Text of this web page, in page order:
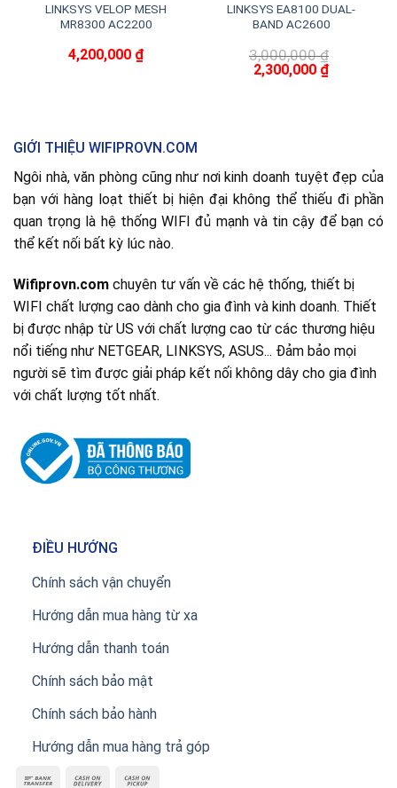
LINKSYS VELOP MESH
MR8300 AC2200
4,200,000 ₫
LINKSYS EA8100 DUAL-
BAND AC2600
3,000,000₫
Giá
2,300,000 ₫Giá
GIỚI THIỆU WIFIPROVN.COM
Ngôi nhà, văn phòng cũng như nơi kinh doanh tuyệt đẹp của
bạn với hàng loạt thiết bị hiện đại không thể thiếu đi phần
quan trọng là hệ thống WIFI đủ mạnh và tin cậy để bạn có
thể kết nối bất kỳ lúc nào.
Wifiprovn.com chuyên tư vấn về các hệ thống, thiết bị
WIFI chất lượng cao dành cho gia đình và kinh doanh. Thiết
bị được nhập từ US với chất lượng cao từ các thương hiệu
nổi tiếng như NETGEAR, LINKSYS, ASUS... Đảm bảo mọi
người sẽ tìm được giải pháp kết nối không dây cho gia đình
với chất lượng tốt nhất.
ĐIỀU HƯỚNG
Chính sách vận chuyển
Hướng dẫn mua hàng từ xa
Hướng dẫn thanh toán
Chính sách bảo mật
Chính sách bảo hành
Hướng dẫn mua hàng trả góp